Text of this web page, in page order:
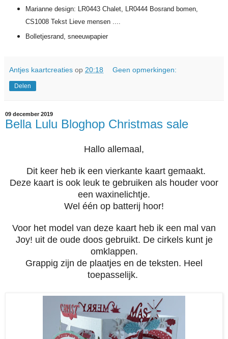
Marianne design: LR0443 Chalet, LR0444 Bosrand bomen,
CS1008 Tekst Lieve mensen ....
Bolletjesrand, sneeuwpapier
Antjes kaartcreaties op 20:18 Geen opmerkingen:
Delen
09 december 2019
Bella Lulu Bloghop Christmas sale
Hallo allemaal,
Dit keer heb ik een vierkante kaart gemaakt.
Deze kaart is ook leuk te gebruiken als houder voor
een waxinelichtje.
Wel één op batterij hoor!
Voor het model van deze kaart heb ik een mal van
Joy! uit de oude doos gebruikt. De cirkels kunt je
omklappen.
Grappig zijn de plaatjes en de teksten. Heel
toepasselijk.